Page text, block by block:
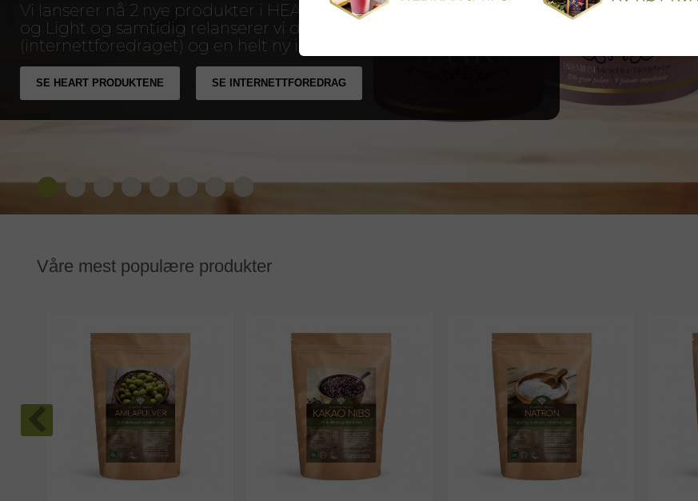
Vi lanserer nå 2 nye produkter i HEART-serien! HEART Premium
og Light og samtidig relanserer vi det oppdaterte webinaret
(internettforedraget) og en helt ny informasjonsside.
SE HEART PRODUKTENE SE INTERNETTFOREDRAG
Våre mest populære produkter